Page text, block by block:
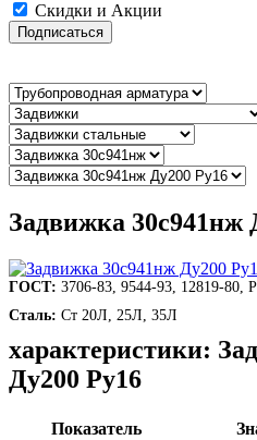
Скидки и Акции
Подписаться
Задвижка 30с941нж
ГОСТ: 3706-83, 9544-93, 12819-80,
Сталь: Ст 20Л, 25Л, 35Л
характеристики:
Ду200 Ру16
Показатель